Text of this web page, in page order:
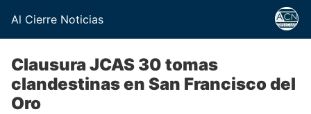
Al Cierre Noticias
Clausura JCAS 30 tomas
clandestinas en San Francisco del
Oro